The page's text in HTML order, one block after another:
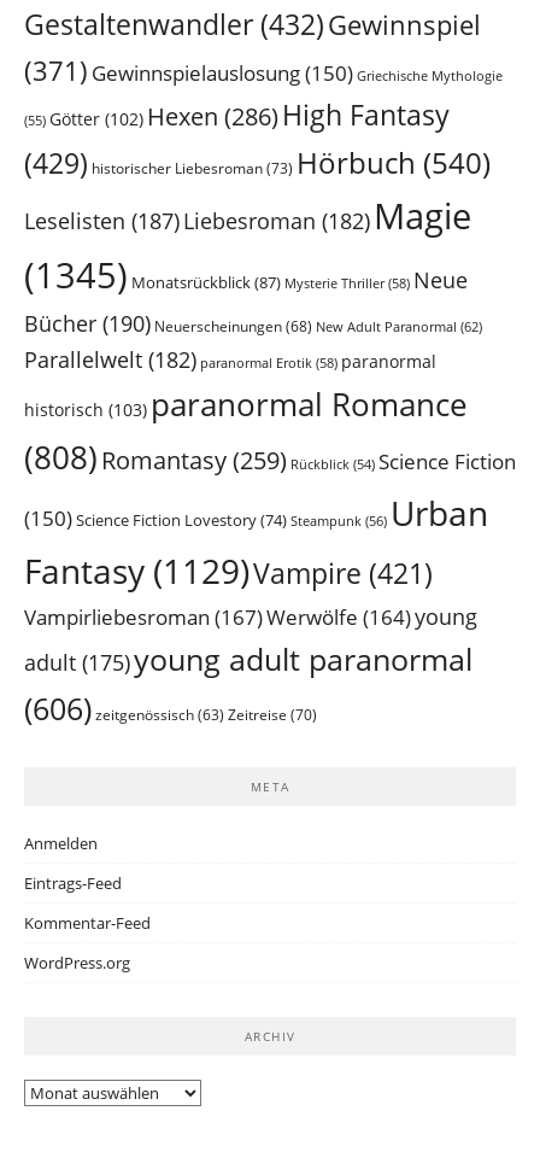
Gestaltenwandler (432)Gewinnspiel
(371) Gewinnspielauslosung(150) Griechische Mythologie
(55) Götter (102) Hexen (286) High Fantasy
(429) historischer Liebesroman(73) Hörbuch (540)
Leselisten (187)Liebesroman (182) Magie
(1345) Monatsrückblick(87) Mysterie Thriller(58) Neue
Bücher (190) Neuerscheinungen(68) New Adult Paranormal (62)
Parallelwelt (182) paranormal Erotik (58) paranormal
historisch (103) paranormal Romance
(808) Romantasy(259) Rückblick (54) Science Fiction
(150)Science Fiction Lovestory(74) Steampunk (56) Urban
Fantasy (1129)Vampire (421)
Vampirliebesroman (167)Werwölfe (164)young
adult (175)young adult paranormal
(606) zeitgenössisch (63) Zeitreise (70)
META
Anmelden
Eintrags-Feed
Kommentar-Feed
WordPress.org
ARCHIV
Archiv